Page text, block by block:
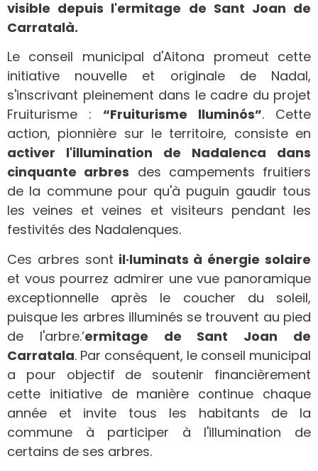
visible depuis l'ermitage de Sant Joan de
Carratalà.
Le conseil municipal d'Aitona promeut cette
initiative nouvelle et originale de Nadal,
s'inscrivant pleinement dans le cadre du projet
Fruiturisme : “Fruiturisme lluminós”. Cette
action, pionnière sur le territoire, consiste en
activer l'illumination de Nadalenca dans
cinquante arbres des campements fruitiers
de la commune pour qu'à puguin gaudir tous
les veines et veines et visiteurs pendant les
festivités des Nadalenques.
Ces arbres sont il·luminats à énergie solaire
et vous pourrez admirer une vue panoramique
exceptionnelle après le coucher du soleil,
puisque les arbres illuminés se trouvent au pied
de l'arbre.’ermitage de Sant Joan de
Carratala. Par conséquent, le conseil municipal
a pour objectif de soutenir financièrement
cette initiative de manière continue chaque
année et invite tous les habitants de la
commune à participer à l'illumination de
certains de ses arbres.